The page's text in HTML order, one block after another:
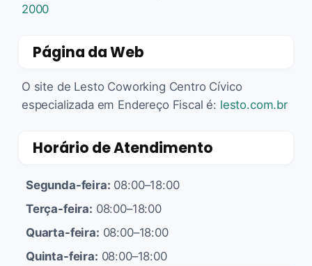
2000
Página da Web
O site de Lesto Coworking Centro Cívico
especializada em Endereço Fiscal é: lesto.com.br
Horário de Atendimento
Segunda-feira: 08:00–18:00
Terça-feira: 08:00–18:00
Quarta-feira: 08:00–18:00
Quinta-feira: 08:00–18:00